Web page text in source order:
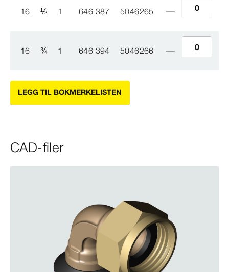
16 ½ 1 646 387 5046265
16 ¾ 1 646 394 5046266
LEGG TIL BOKMERKELISTEN
CAD-filer